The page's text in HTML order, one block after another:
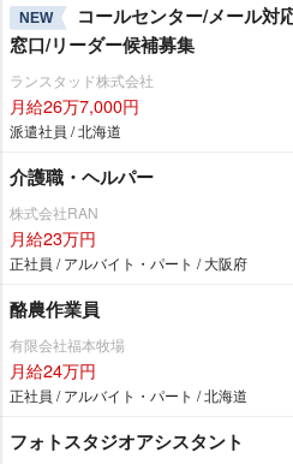
NEW
コールセンター/メール対
窓口/リーダー候補募集
ランスタッド株式会社
月給26万7,000円
派遣社員 / 北海道
介護職・ヘルパー
株式会社RAN
月給23万円
正社員 / アルバイト・パート / 大阪府
酪農作業員
有限会社福本牧場
月給24万円
正社員 / アルバイト・パート / 北海道
フォトスタジオアシスタント